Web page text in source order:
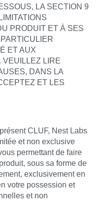
LA SECTION 9
PRODUIT ET À SES
ET AUX
VEUILLEZ LIRE
DANS LA
ET LES
CLUF, Nest Labs
et non exclusive
permettant de faire
sous sa forme de
exclusivement en
votre possession et
et non